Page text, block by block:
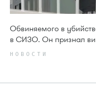
Обвиняемого в
в СИЗО. Он признал
НОВОСТИ